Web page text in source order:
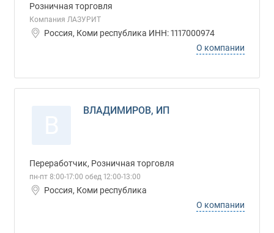
Розничная торговля
Компания ЛАЗУРИТ
Россия, Коми республика ИНН: 1117000974
О компании
ВЛАДИМИРОВ, ИП
Переработчик, Розничная торговля
пн-пт 8:00-17:00 обед 12:00-13:00
Россия, Коми республика
О компании